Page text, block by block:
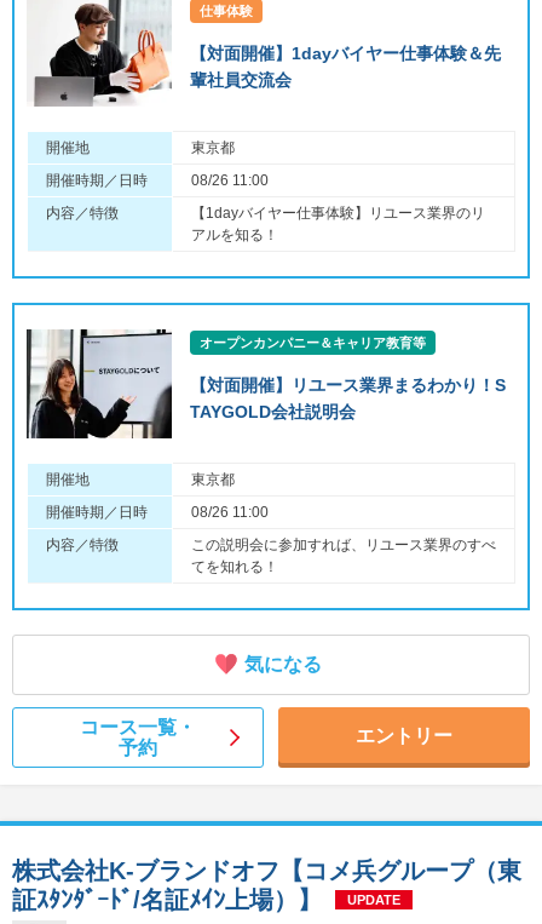
仕事体験
【対面開催】1dayバイヤー仕事体験＆先
輩社員交流会
開催地
東京都
開催時期／日時
08/26 11:00
内容／特徴
【1dayバイヤー仕事体験】リユース業界のリ
アルを知る！
オープンカンパニー＆キャリア教育等
【対面開催】リユース業界まるわかり！S
TAYGOLD会社説明会
開催地
東京都
開催時期／日時
08/26 11:00
内容／特徴
この説明会に参加すれば、リユース業界のすべ
てを知れる！
気になる
コース一覧・
予約
エントリー
株式会社K-ブランドオフ【コメ兵グループ（東
証ｽﾀﾝﾀﾞｰﾄﾞ/名証ﾒｲﾝ上場）】
UPDATE